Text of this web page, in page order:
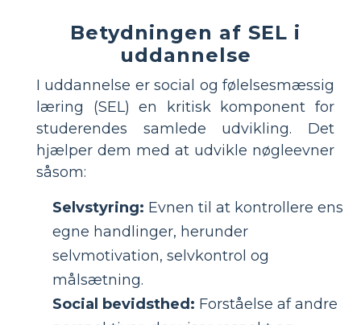
Betydningen af ​​SEL i
uddannelse
I uddannelse er social og følelsesmæssig
læring (SEL) en kritisk komponent for
studerendes samlede udvikling. Det
hjælper dem med at udvikle nøgleevner
såsom:
Selvstyring: Evnen til at kontrollere ens
egne handlinger, herunder
selvmotivation, selvkontrol og
målsætning.
Social bevidsthed: Forståelse af andre